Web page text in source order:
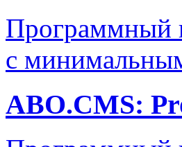
Программный
с
ABO.CMS: